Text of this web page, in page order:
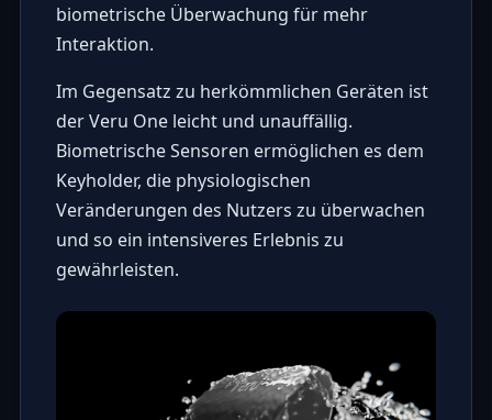
biometrische Überwachung für mehr
Interaktion.
Im Gegensatz zu herkömmlichen Geräten ist
der Veru One leicht und unauffällig.
Biometrische Sensoren ermöglichen es dem
Keyholder, die physiologischen
Veränderungen des Nutzers zu überwachen
und so ein intensiveres Erlebnis zu
gewährleisten.